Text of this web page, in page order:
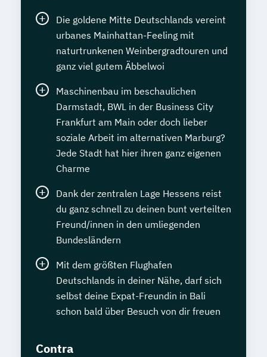
Die goldene Mitte Deutschlands vereint
urbanes Mainhattan-Feeling mit
naturtrunkenen Weinbergradtouren und
ganz viel gutem Äbbelwoi
Maschinenbau im beschaulichen
Darmstadt, BWL in der Business City
Frankfurt am Main oder doch lieber
soziale Arbeit im alternativen Marburg?
Jede Stadt hat hier ihren ganz eigenen
Charme
Dank der zentralen Lage Hessens reist
du ganz schnell zu deinen bunt verteilten
Freund/innen in den umliegenden
Bundesländern
Mit dem größten Flughafen
Deutschlands in deiner Nähe, darf sich
selbst deine Expat-Freundin in Bali
schon bald über Besuch von dir freuen
Contra